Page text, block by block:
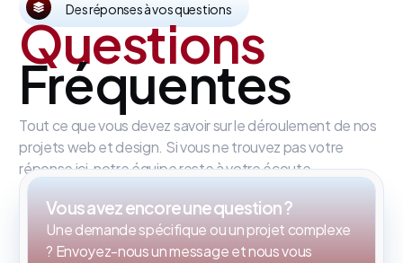
Des réponses à vos questions
Questions
Fréquentes
Tout ce que vous devez savoir sur le déroulement de nos
projets web et design. Si vous ne trouvez pas votre
réponse ici, notre équipe reste à votre écoute.
Vous avez encore une question ?
Une demande spécifique ou un projet complexe
? Envoyez-nous un message et nous vous